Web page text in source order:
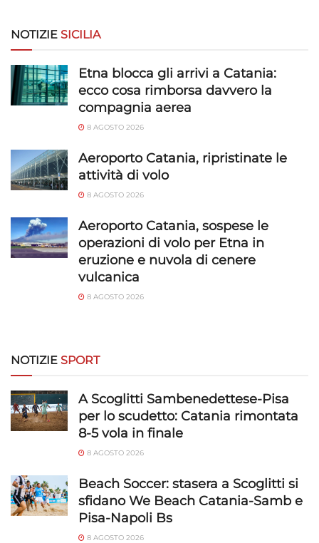
NOTIZIE SICILIA
Etna blocca gli arrivi a Catania:
ecco cosa rimborsa davvero la
compagnia aerea
8 AGOSTO 2026
Aeroporto Catania, ripristinate le
attività di volo
8 AGOSTO 2026
Aeroporto Catania, sospese le
operazioni di volo per Etna in
eruzione e nuvola di cenere
vulcanica
8 AGOSTO 2026
NOTIZIE SPORT
A Scoglitti Sambenedettese-Pisa
per lo scudetto: Catania rimontata
8-5 vola in finale
8 AGOSTO 2026
Beach Soccer: stasera a Scoglitti si
sfidano We Beach Catania-Samb e
Pisa-Napoli Bs
8 AGOSTO 2026